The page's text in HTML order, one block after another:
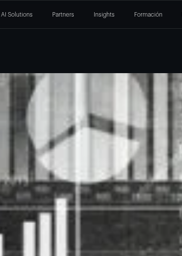
AI Solutions Partners Insights Formación